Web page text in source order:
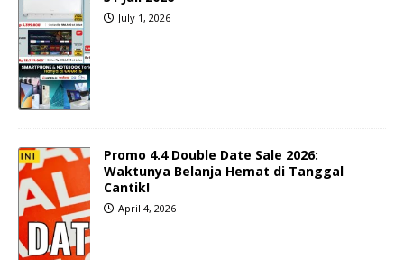
July 1, 2026
Promo 4.4 Double Date Sale 2026:
Waktunya Belanja Hemat di Tanggal
Cantik!
April 4, 2026